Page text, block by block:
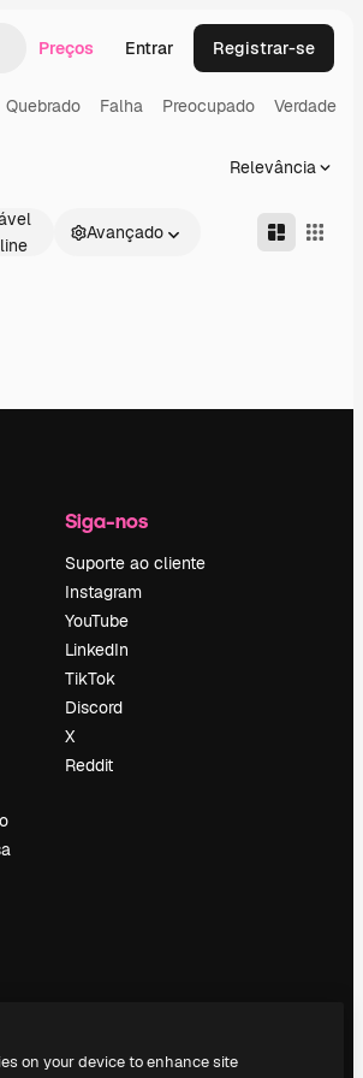
por imagem
Preços Entrar Registrar-se
Quebrado Falha Preocupado Verdade
Relevância
Avançado
Siga-nos
Suporte ao cliente
Instagram
YouTube
LinkedIn
TikTok
Discord
X
Reddit
on your device to enhance site